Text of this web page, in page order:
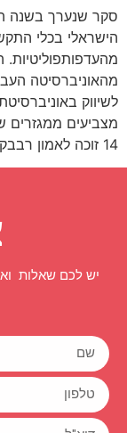
סקר שנערך בשנה
הישראלי בכלי
מהעדפותפוליטיות.
מהאוניברסיטה
לשיווק
מצביעים ממגזרים
14 זוכה לאמון רבבקרב תומכי הקואליציה, אך בקרב […]
יש לכם שאלות